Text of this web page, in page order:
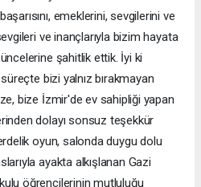
emeklerini, sevgilerini ve
ve inançlarıyla bizim hayata
şahitlik ettik. İyi ki
bizi yalnız bırakmayan
bize İzmir'de ev sahipliği yapan
dolayı sonsuz teşekkür
oyun, salonda duygu dolu
ayakta alkışlanan Gazi
öğrencilerinin mutluluğu